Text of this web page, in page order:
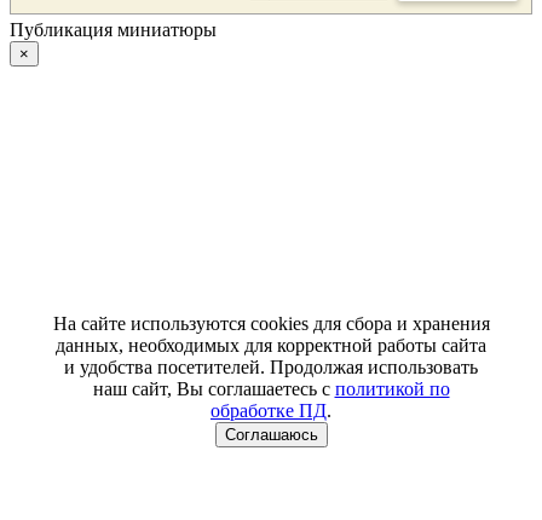
Публикация миниатюры
×
На сайте используются cookies для сбора и хранения
данных, необходимых для корректной работы сайта
и удобства посетителей. Продолжая использовать
наш сайт, Вы соглашаетесь с политикой по
обработке ПД.
Соглашаюсь